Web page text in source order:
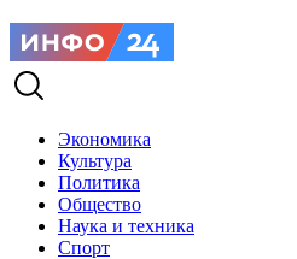
Экономика
Культура
Политика
Общество
Наука и техника
Спорт